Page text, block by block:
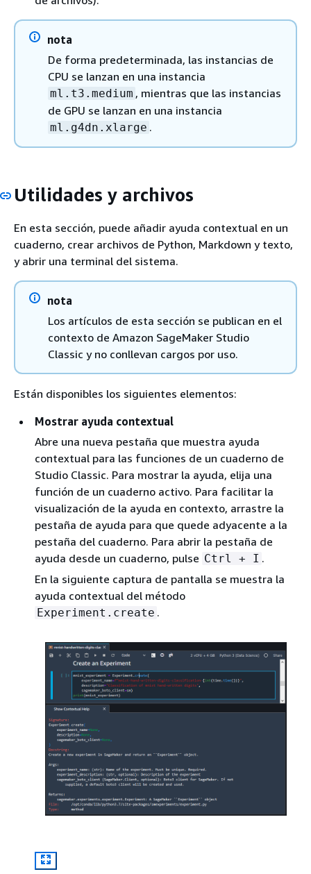
nota
De forma predeterminada, las instancias de
CPU se lanzan en una instancia
ml.t3.medium , mientras que las instancias
de GPU se lanzan en una instancia
ml.g4dn.xlarge .
Utilidades y archivos
En esta sección, puede añadir ayuda contextual en un
cuaderno, crear archivos de Python, Markdown y texto,
y abrir una terminal del sistema.
nota
Los artículos de esta sección se publican en el
contexto de Amazon SageMaker Studio
Classic y no conllevan cargos por uso.
Están disponibles los siguientes elementos:
Mostrar ayuda contextual
Abre una nueva pestaña que muestra ayuda
contextual para las funciones de un cuaderno de
Studio Classic. Para mostrar la ayuda, elija una
función de un cuaderno activo. Para facilitar la
visualización de la ayuda en contexto, arrastre la
pestaña de ayuda para que quede adyacente a la
pestaña del cuaderno. Para abrir la pestaña de
ayuda desde un cuaderno, pulse Ctrl + I .
En la siguiente captura de pantalla se muestra la
ayuda contextual del método
Experiment.create .